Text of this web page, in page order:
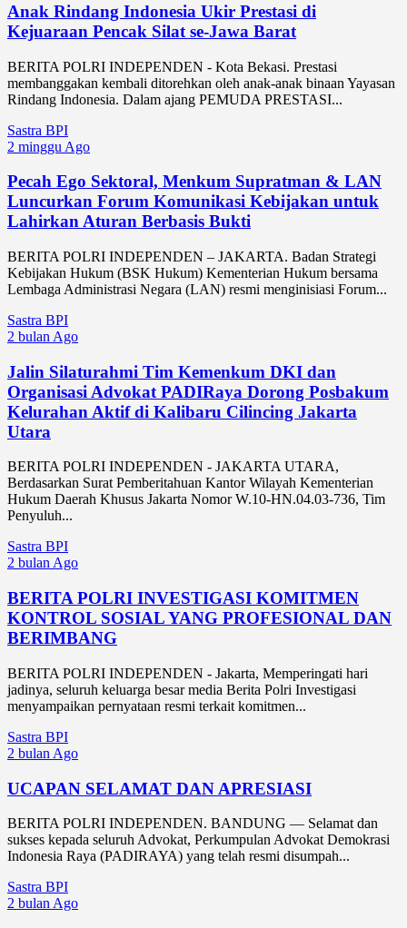
Anak Rindang Indonesia Ukir Prestasi di
Kejuaraan Pencak Silat se-Jawa Barat
BERITA POLRI INDEPENDEN - Kota Bekasi. Prestasi
membanggakan kembali ditorehkan oleh anak-anak binaan Yayasan
Rindang Indonesia. Dalam ajang PEMUDA PRESTASI...
Sastra BPI
2 minggu Ago
Pecah Ego Sektoral, Menkum Supratman & LAN
Luncurkan Forum Komunikasi Kebijakan untuk
Lahirkan Aturan Berbasis Bukti
BERITA POLRI INDEPENDEN – JAKARTA. Badan Strategi
Kebijakan Hukum (BSK Hukum) Kementerian Hukum bersama
Lembaga Administrasi Negara (LAN) resmi menginisiasi Forum...
Sastra BPI
2 bulan Ago
Jalin Silaturahmi Tim Kemenkum DKI dan
Organisasi Advokat PADIRaya Dorong Posbakum
Kelurahan Aktif di Kalibaru Cilincing Jakarta
Utara
BERITA POLRI INDEPENDEN - JAKARTA UTARA,
Berdasarkan Surat Pemberitahuan Kantor Wilayah Kementerian
Hukum Daerah Khusus Jakarta Nomor W.10-HN.04.03-736, Tim
Penyuluh...
Sastra BPI
2 bulan Ago
BERITA POLRI INVESTIGASI KOMITMEN
KONTROL SOSIAL YANG PROFESIONAL DAN
BERIMBANG
BERITA POLRI INDEPENDEN - Jakarta, Memperingati hari
jadinya, seluruh keluarga besar media Berita Polri Investigasi
menyampaikan pernyataan resmi terkait komitmen...
Sastra BPI
2 bulan Ago
UCAPAN SELAMAT DAN APRESIASI
BERITA POLRI INDEPENDEN. BANDUNG — Selamat dan
sukses kepada seluruh Advokat, Perkumpulan Advokat Demokrasi
Indonesia Raya (PADIRAYA) yang telah resmi disumpah...
Sastra BPI
2 bulan Ago